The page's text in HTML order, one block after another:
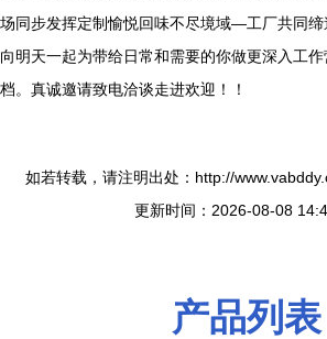
场同步发挥定制愉悦回味不尽境域—工厂共同
向明天一起为带给日常和需要的你做更深入工
档。真诚邀请致电洽谈走进欢迎！！
如若转载，请注明出处：http://
更新时间：2026-08-08
产品列表